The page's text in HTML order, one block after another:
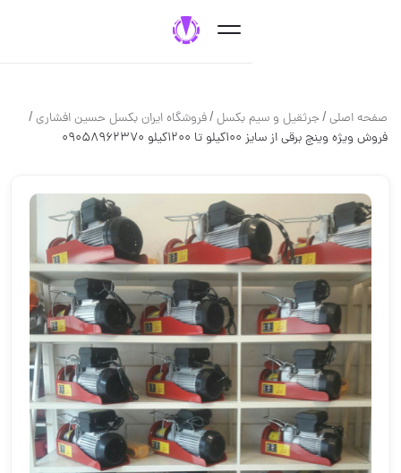
جرثقيل و سيم بكسل/ فروشگاه ایران بکسل حسین افشاری /
100کیلو تا 1200کیلو 09058962370